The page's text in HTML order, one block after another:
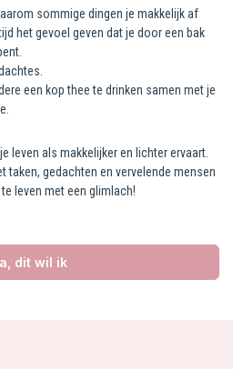
sommige dingen je makkelijk af
het gevoel geven dat je door een bak
een kop thee te drinken samen met je
leven als makkelijker en lichter ervaart.
taken, gedachten en vervelende mensen
leven met een glimlach!
dit wil ik